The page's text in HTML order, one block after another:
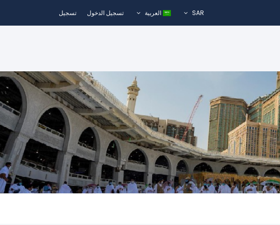
SAR العربية تسجيل الدخول تسجيل